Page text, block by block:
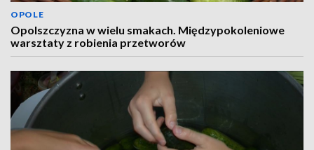
OPOLE
Opolszczyzna w wielu smakach. Międzypokoleniowe
warsztaty z robienia przetworów